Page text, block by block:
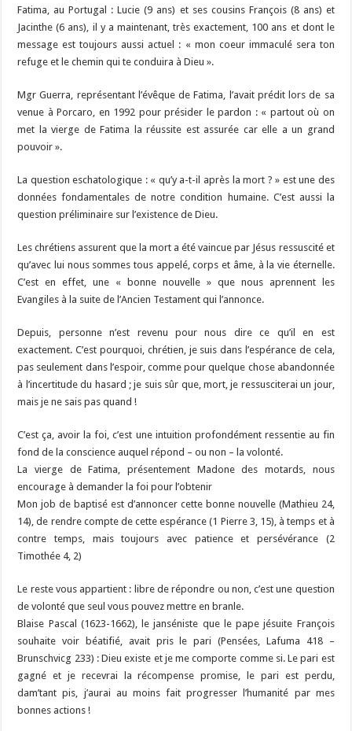
Fatima, au Portugal : Lucie (9 ans) et ses cousins François (8 ans) et
Jacinthe (6 ans), il y a maintenant, très exactement, 100 ans et dont le
message est toujours aussi actuel : « mon coeur immaculé sera ton
refuge et le chemin qui te conduira à Dieu ».
Mgr Guerra, représentant l’évêque de Fatima, l’avait prédit lors de sa
venue à Porcaro, en 1992 pour présider le pardon : « partout où on
met la vierge de Fatima la réussite est assurée car elle a un grand
pouvoir ».
La question eschatologique : « qu’y a-t-il après la mort ? » est une des
données fondamentales de notre condition humaine. C’est aussi la
question préliminaire sur l’existence de Dieu.
Les chrétiens assurent que la mort a été vaincue par Jésus ressuscité et
qu’avec lui nous sommes tous appelé, corps et âme, à la vie éternelle.
C’est en effet, une « bonne nouvelle » que nous aprennent les
Evangiles à la suite de l’Ancien Testament qui l’annonce.
Depuis, personne n’est revenu pour nous dire ce qu’il en est
exactement. C’est pourquoi, chrétien, je suis dans l’espérance de cela,
pas seulement dans l’espoir, comme pour quelque chose abandonnée
à l’incertitude du hasard ; je suis sûr que, mort, je ressusciterai un jour,
mais je ne sais pas quand !
C’est ça, avoir la foi, c’est une intuition profondément ressentie au fin
fond de la conscience auquel répond – ou non – la volonté.
La vierge de Fatima, présentement Madone des motards, nous
encourage à demander la foi pour l’obtenir
Mon job de baptisé est d’annoncer cette bonne nouvelle (Mathieu 24,
14), de rendre compte de cette espérance (1 Pierre 3, 15), à temps et à
contre temps, mais toujours avec patience et persévérance (2
Timothée 4, 2)
Le reste vous appartient : libre de répondre ou non, c’est une question
de volonté que seul vous pouvez mettre en branle.
Blaise Pascal (1623-1662), le janséniste que le pape jésuite François
souhaite voir béatifié, avait pris le pari (Pensées, Lafuma 418 –
Brunschvicg 233) : Dieu existe et je me comporte comme si. Le pari est
gagné et je recevrai la récompense promise, le pari est perdu,
dam’tant pis, j’aurai au moins fait progresser l’humanité par mes
bonnes actions !